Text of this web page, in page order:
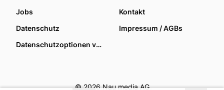
Jobs
Kontakt
Datenschutz
Impressum / AGBs
Datenschutzoptionen verwalten
© 2026 Nau media AG